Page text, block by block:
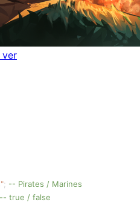
ver
; -- Pirates / Marines
-- true / false